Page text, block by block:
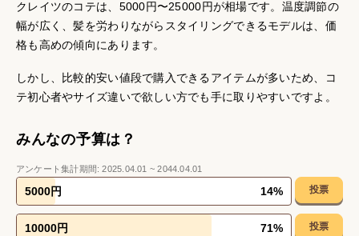
クレイツのコテは、5000円〜25000円が相場です。温度調節の
幅が広く、髪を労わりながらスタイリングできるモデルは、価
格も高めの傾向にあります。
しかし、比較的安い値段で購入できるアイテムが多いため、コ
テ初心者やサイズ違いで欲しい方でも手に取りやすいですよ。
みんなの予算は？
アンケート集計期間:2025.04.01 ~2044.04.01
5000円 14% 投票
10000円 71% 投票